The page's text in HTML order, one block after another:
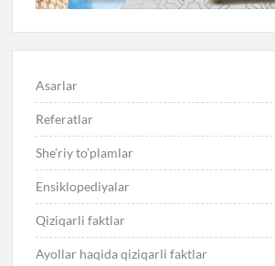
Asarlar
Referatlar
She’riy to’plamlar
Ensiklopediyalar
Qiziqarli faktlar
Ayollar haqida qiziqarli faktlar